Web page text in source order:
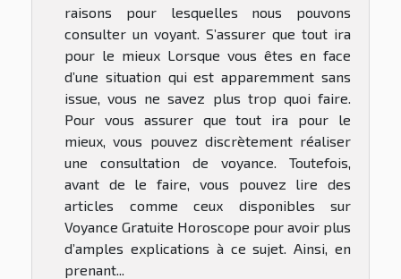
raisons pour lesquelles nous pouvons
consulter un voyant. S’assurer que tout ira
pour le mieux Lorsque vous êtes en face
d’une situation qui est apparemment sans
issue, vous ne savez plus trop quoi faire.
Pour vous assurer que tout ira pour le
mieux, vous pouvez discrètement réaliser
une consultation de voyance. Toutefois,
avant de le faire, vous pouvez lire des
articles comme ceux disponibles sur
Voyance Gratuite Horoscope pour avoir plus
d’amples explications à ce sujet. Ainsi, en
prenant...